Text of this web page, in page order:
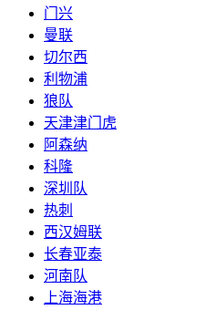
门兴
曼联
切尔西
利物浦
狼队
天津津门虎
阿森纳
科隆
深圳队
热刺
西汉姆联
长春亚泰
河南队
上海海港